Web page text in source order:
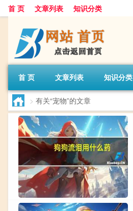
首 页 文章列表 知识分类
首 页 文章列表 知识分类
> 有关“宠物”的文章